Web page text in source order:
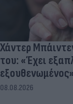
Χάντερ
του: «Έχει
εξουθενωμένος»
08.08.2026